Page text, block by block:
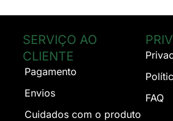
SERVIÇO AO
CLIENTE
Pagamento
Envios
Cuidados com o produto
FAQ